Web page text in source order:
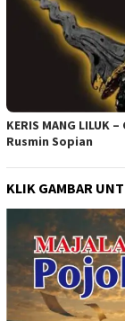
KERIS MANG LILUK
Rusmin Sopian
KLIK GAMBAR